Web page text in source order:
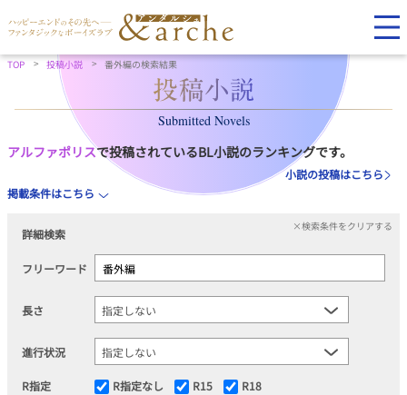
TOP 投稿小説 番外編の検索結果
Submitted Novels
アルファポリスで投稿されているBL小説のランキングです。
小説の投稿はこちら
掲載条件はこちら
詳細検索
×検索条件をクリアする
フリーワード
長さ
進行状況
R指定 R指定なし R15 R18